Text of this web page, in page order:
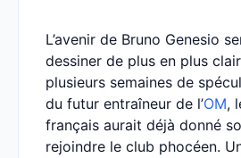
L’avenir de Bruno Genesio
dessiner de plus en plus
plusieurs semaines de
du futur entraîneur de l’OM,
français aurait déjà donné
rejoindre le club phocéen.